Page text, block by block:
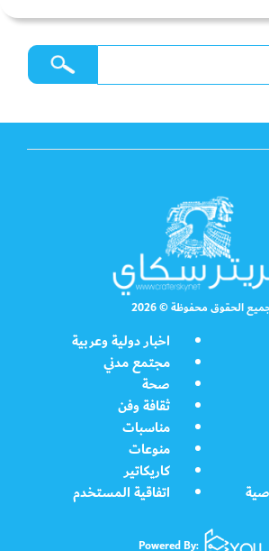
الحقوق محفوظة © 2026
اخبار دولية وعربية
مجتمع مدني
صحة
ثقافة وفن
مناسبات
منوعات
كاريكاتير
اتفاقية المستخدم
Powered By: